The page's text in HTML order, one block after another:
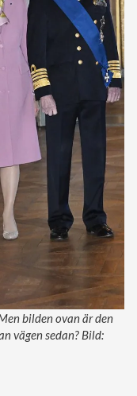
bilden ovan är den
vägen sedan? Bild: